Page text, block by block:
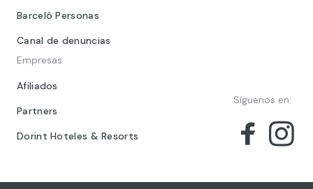
Barceló Personas
Canal de denuncias
Empresas
Afiliados
Partners
Dorint Hoteles & Resorts
Síguenos en: